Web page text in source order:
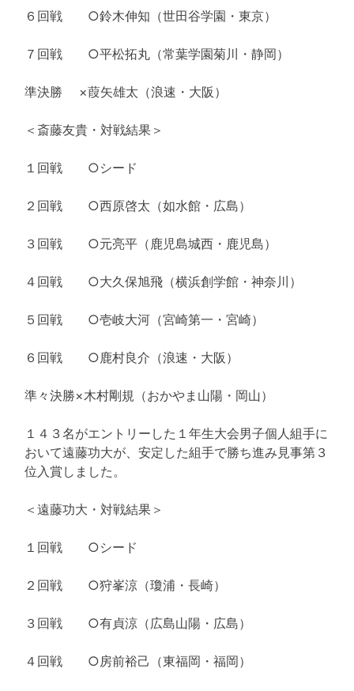
６回戦 ○鈴木伸知（世田谷学園・東京）
７回戦 ○平松拓丸（常葉学園菊川・静岡）
準決勝 ×葭矢雄太（浪速・大阪）
＜斎藤友貴・対戦結果＞
１回戦 ○シード
２回戦 ○西原啓太（如水館・広島）
３回戦 ○元亮平（鹿児島城西・鹿児島）
４回戦 ○大久保旭飛（横浜創学館・神奈川）
５回戦 ○壱岐大河（宮崎第一・宮崎）
６回戦 ○鹿村良介（浪速・大阪）
準々決勝×木村剛規（おかやま山陽・岡山）
１４３名がエントリーした１年生大会男子個人組手に
おいて遠藤功大が、安定した組手で勝ち進み見事第３
位入賞しました。
＜遠藤功大・対戦結果＞
１回戦 ○シード
２回戦 ○狩峯涼（瓊浦・長崎）
３回戦 ○有貞涼（広島山陽・広島）
４回戦 ○房前裕己（東福岡・福岡）